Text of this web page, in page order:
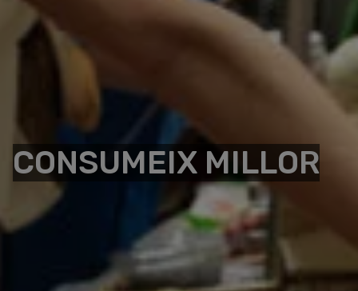
CONSUMEIX MILLOR